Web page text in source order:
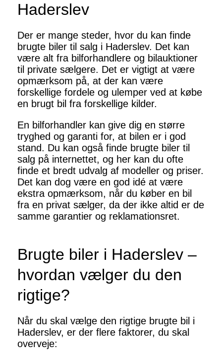
Haderslev
Der er mange steder, hvor du kan finde
brugte biler til salg i Haderslev. Det kan
være alt fra bilforhandlere og bilauktioner
til private sælgere. Det er vigtigt at være
opmærksom på, at der kan være
forskellige fordele og ulemper ved at købe
en brugt bil fra forskellige kilder.
En bilforhandler kan give dig en større
tryghed og garanti for, at bilen er i god
stand. Du kan også finde brugte biler til
salg på internettet, og her kan du ofte
finde et bredt udvalg af modeller og priser.
Det kan dog være en god idé at være
ekstra opmærksom, når du køber en bil
fra en privat sælger, da der ikke altid er de
samme garantier og reklamationsret.
Brugte biler i Haderslev –
hvordan vælger du den
rigtige?
Når du skal vælge den rigtige brugte bil i
Haderslev, er der flere faktorer, du skal
overveje: